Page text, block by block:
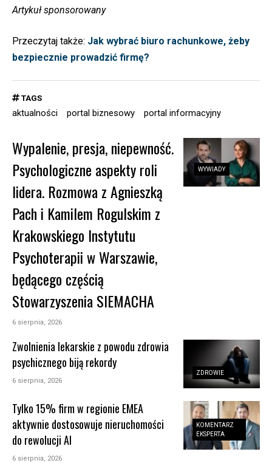
Artykuł sponsorowany
Przeczytaj także: Jak wybrać biuro rachunkowe, żeby
bezpiecznie prowadzić firmę?
TAGS
aktualności portal biznesowy portal informacyjny
WYWIADY
Wypalenie, presja, niepewność.
Psychologiczne aspekty roli
lidera. Rozmowa z Agnieszką
Pach i Kamilem Rogulskim z
Krakowskiego Instytutu
Psychoterapii w Warszawie,
będącego częścią
Stowarzyszenia SIEMACHA
6 sierpnia, 2026
ZDROWIE
Zwolnienia lekarskie z powodu zdrowia
psychicznego biją rekordy
6 sierpnia, 2026
KOMENTARZ
EKSPERTA
Tylko 15% firm w regionie EMEA
aktywnie dostosowuje nieruchomości
do rewolucji AI
6 sierpnia, 2026